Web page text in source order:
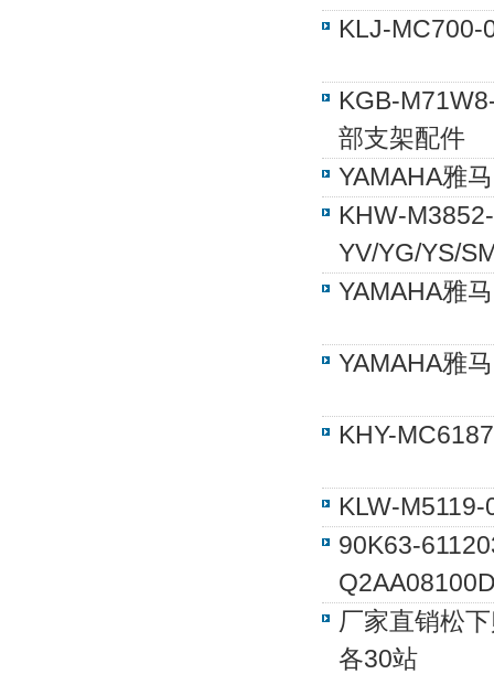
KLJ-MC700-
KGB-
部支架配件
YAMAHA雅
KHW-
YV/YG/YS/
YAMAHA雅
YAMAHA雅
KHY-
KLW-
90K63-
厂家直销松
各30站